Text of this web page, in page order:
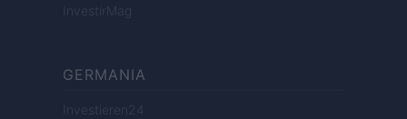
InvestirMag
GERMANIA
Investieren24